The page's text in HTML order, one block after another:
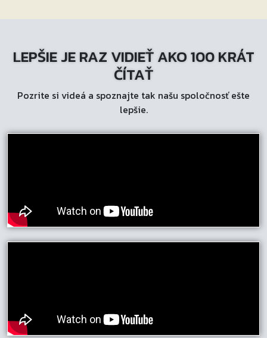
LEPŠIE JE RAZ VIDIEŤ AKO 100 KRÁT
ČÍTAŤ
Pozrite si videá a spoznajte tak našu spoločnosť ešte
lepšie.